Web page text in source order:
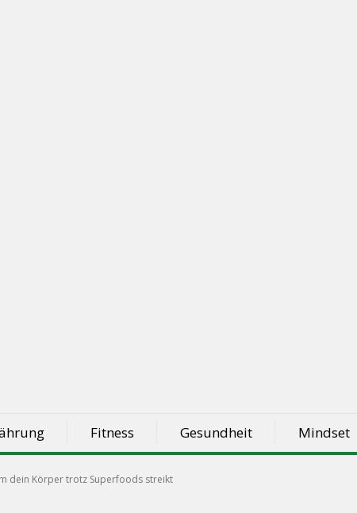
Fitness Gesundheit Mindset
dein Körper trotz Superfoods streikt